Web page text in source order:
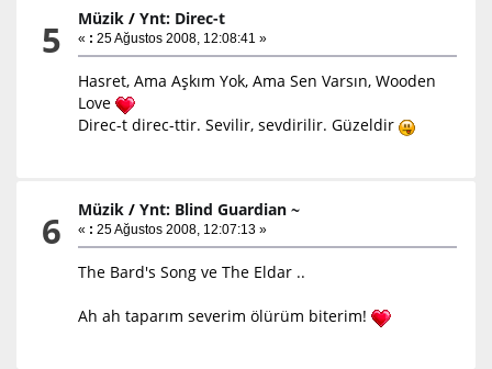
5 Müzik /Ynt: Direc-t
« : 25 Ağustos 2008, 12:08:41 »
Hasret, Ama Aşkım Yok, Ama Sen Varsın, Wooden
Love
Direc-t direc-ttir. Sevilir, sevdirilir. Güzeldir
6 Müzik /Ynt: Blind Guardian ~
« : 25 Ağustos 2008, 12:07:13 »
The Bard's Song ve The Eldar ..
Ah ah taparım severim ölürüm biterim!